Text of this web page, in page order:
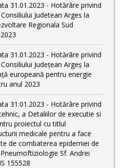
31.01.2023 - Hotărâre privind
Judetean Arges la
Regionala Sud
31.01.2023 - Hotărâre privind
Județean Argeș la
europeană pentru energie
anul 2023
31.01.2023 - Hotărâre privind
a Detaliilor de executie si
proiectul cu titlul
medicale pentru a face
de combaterea epidemiei de
Sf. Andrei
155528